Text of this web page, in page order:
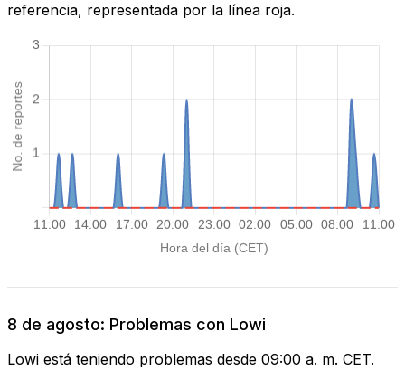
referencia, representada por la línea roja.
8 de agosto: Problemas con Lowi
Lowi está teniendo problemas desde 09:00 a. m. CET.